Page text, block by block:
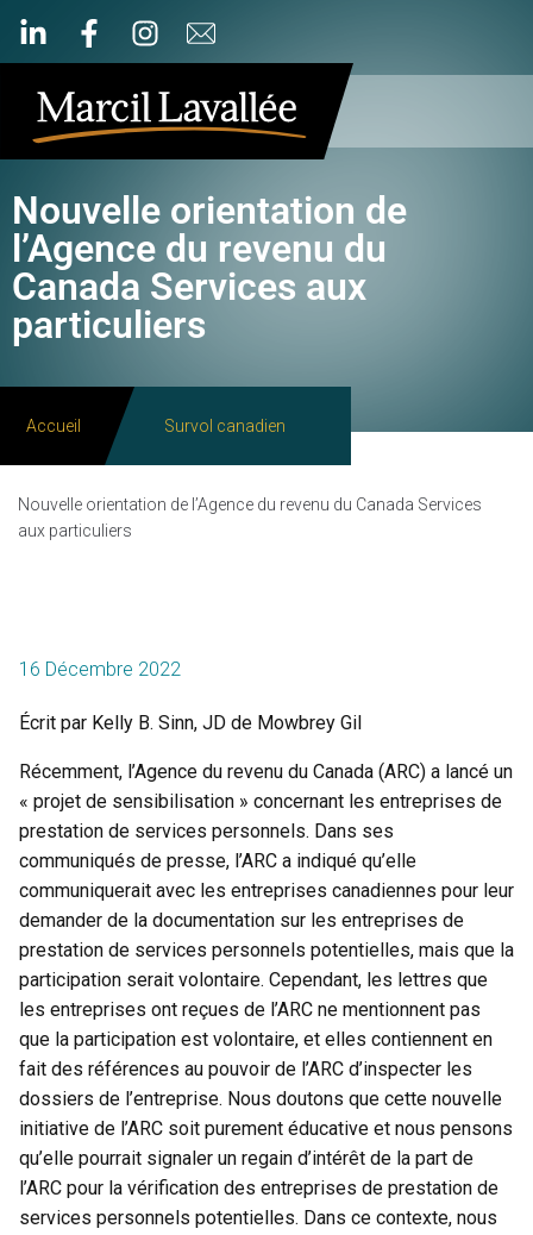
Nouvelle orientation de
l’Agence du revenu du
Canada Services aux
particuliers
Accueil Survol canadien
Nouvelle orientation de l’Agence du revenu du Canada Services
aux particuliers
16 Décembre 2022
Écrit par Kelly B. Sinn, JD de Mowbrey Gil
Récemment, l’Agence du revenu du Canada (ARC) a lancé un
« projet de sensibilisation » concernant les entreprises de
prestation de services personnels. Dans ses
communiqués de presse, l’ARC a indiqué qu’elle
communiquerait avec les entreprises canadiennes pour leur
demander de la documentation sur les entreprises de
prestation de services personnels potentielles, mais que la
participation serait volontaire. Cependant, les lettres que
les entreprises ont reçues de l’ARC ne mentionnent pas
que la participation est volontaire, et elles contiennent en
fait des références au pouvoir de l’ARC d’inspecter les
dossiers de l’entreprise. Nous doutons que cette nouvelle
initiative de l’ARC soit purement éducative et nous pensons
qu’elle pourrait signaler un regain d’intérêt de la part de
l’ARC pour la vérification des entreprises de prestation de
services personnels potentielles. Dans ce contexte, nous